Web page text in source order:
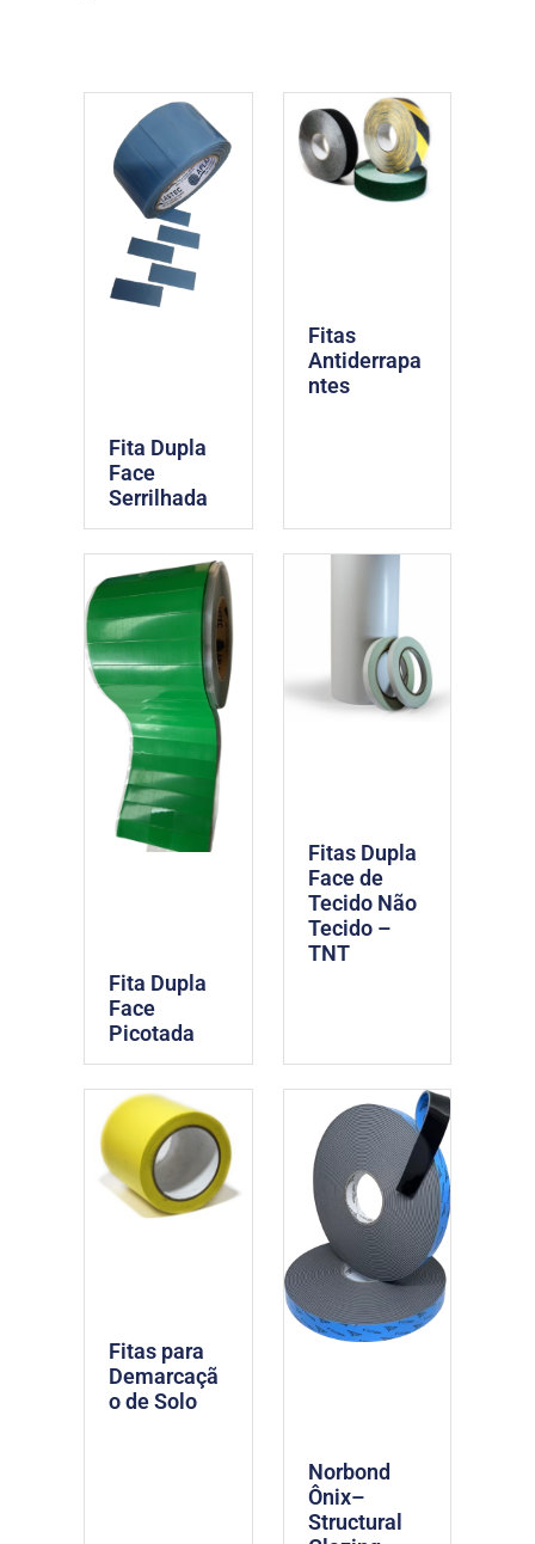
Fita Dupla
Face
Serrilhada
Fitas
Antiderrapa
ntes
Fita Dupla
Face
Picotada
Fitas Dupla
Face de
Tecido Não
Tecido –
TNT
Fitas para
Demarcaçã
o de Solo
Norbond
Ônix–
Structural